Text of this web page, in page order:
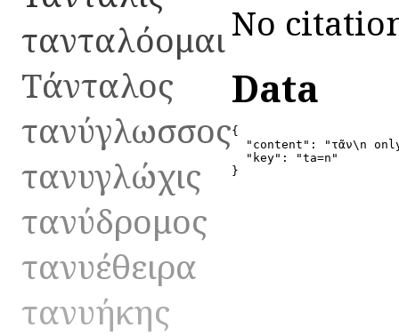
τανταλόομαι
Τάνταλος
τανύγλωσσος
τανυγλώχις
τανύδρομος
τανυέθειρα
τανυήκης
No
Data
{
"content": "τᾶν\n
  "key": "ta=n"
}